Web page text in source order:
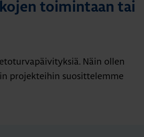
toimintaan tai
Näin ollen
projekteihin suosittelemme